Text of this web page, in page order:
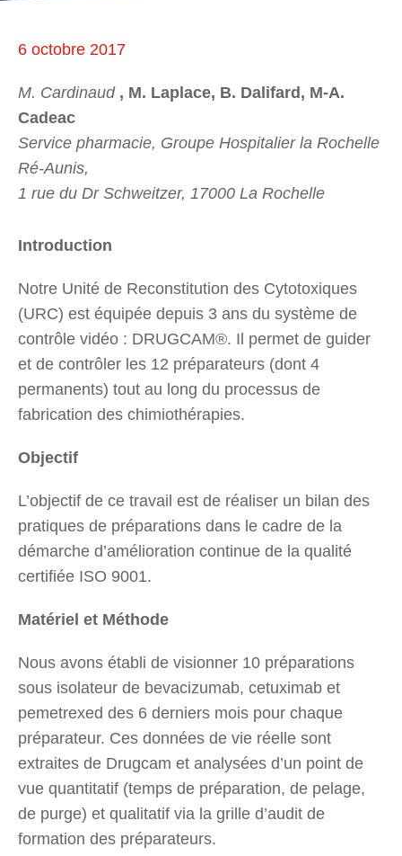
6 octobre 2017
M. Cardinaud, M. Laplace, B. Dalifard, M-A.
Cadeac
Service pharmacie, Groupe Hospitalier la Rochelle
Ré-Aunis,
1 rue du Dr Schweitzer, 17000 La Rochelle
Introduction
Notre Unité de Reconstitution des Cytotoxiques
(URC) est équipée depuis 3 ans du système de
contrôle vidéo : DRUGCAM®. Il permet de guider
et de contrôler les 12 préparateurs (dont 4
permanents) tout au long du processus de
fabrication des chimiothérapies.
Objectif
L’objectif de ce travail est de réaliser un bilan des
pratiques de préparations dans le cadre de la
démarche d’amélioration continue de la qualité
certifiée ISO 9001.
Matériel et Méthode
Nous avons établi de visionner 10 préparations
sous isolateur de bevacizumab, cetuximab et
pemetrexed des 6 derniers mois pour chaque
préparateur. Ces données de vie réelle sont
extraites de Drugcam et analysées d’un point de
vue quantitatif (temps de préparation, de pelage,
de purge) et qualitatif via la grille d’audit de
formation des préparateurs.